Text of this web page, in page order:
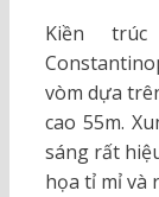
Kiền
vòm dựa
cao 55m.
sáng rất
họa tỉ mỉ và